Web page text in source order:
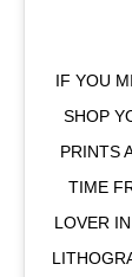
IF YOU
SHOP
PRINTS
TIME
LOVER